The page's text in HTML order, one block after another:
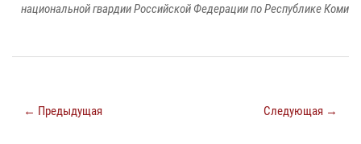
национальной гвардии Российской Федерации по Республике Коми
← Предыдущая Следующая →